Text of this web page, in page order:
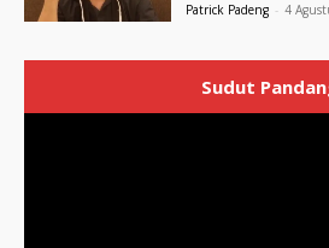
Patrick Padeng - 4
Sudut